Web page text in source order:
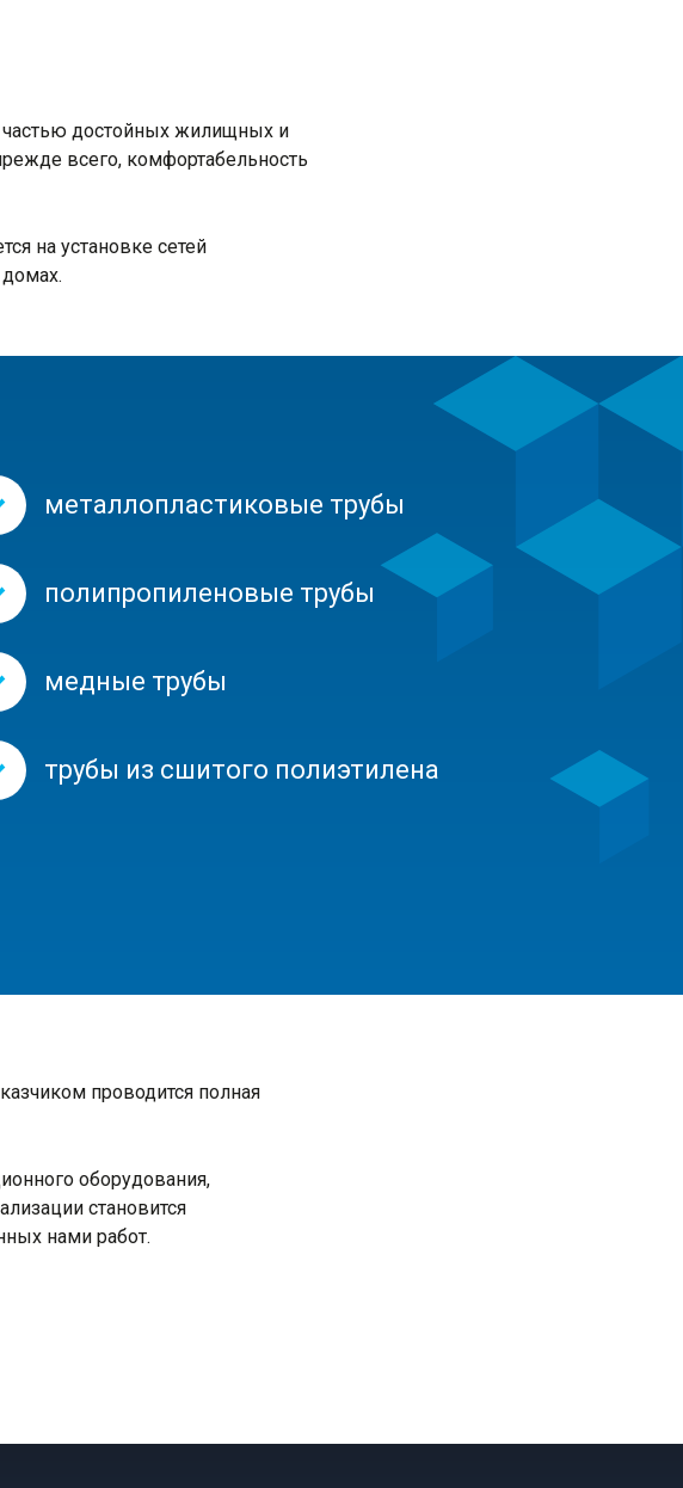
частью достойных жилищных и
всего, комфортабельность
на установке сетей
металлопластиковые трубы
полипропиленовые трубы
медные трубы
трубы из сшитого полиэтилена
проводится полная
оборудования,
становится
нами работ.